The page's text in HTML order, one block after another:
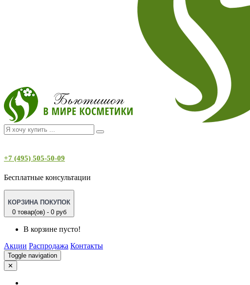
+7 (495) 505-50-09
Бесплатные консультации
КОРЗИНА ПОКУПОК
0 товар(ов) - 0 руб
В корзине пусто!
Акции Распродажа Контакты
Toggle navigation
✕